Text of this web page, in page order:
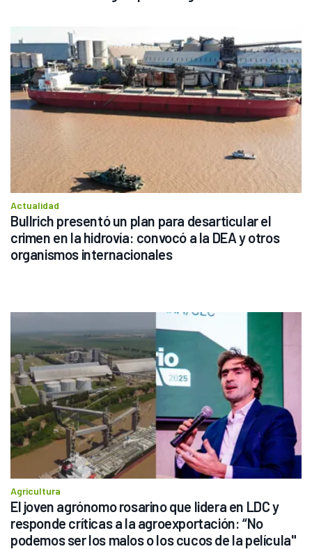
Actualidad
Bullrich presentó un plan para desarticular el
crimen en la hidrovía: convocó a la DEA y otros
organismos internacionales
Agricultura
El joven agrónomo rosarino que lidera en LDC y
responde críticas a la agroexportación: “No
podemos ser los malos o los cucos de la película"